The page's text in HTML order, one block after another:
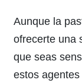
Aunque la
ofrecerte una
que seas
estos